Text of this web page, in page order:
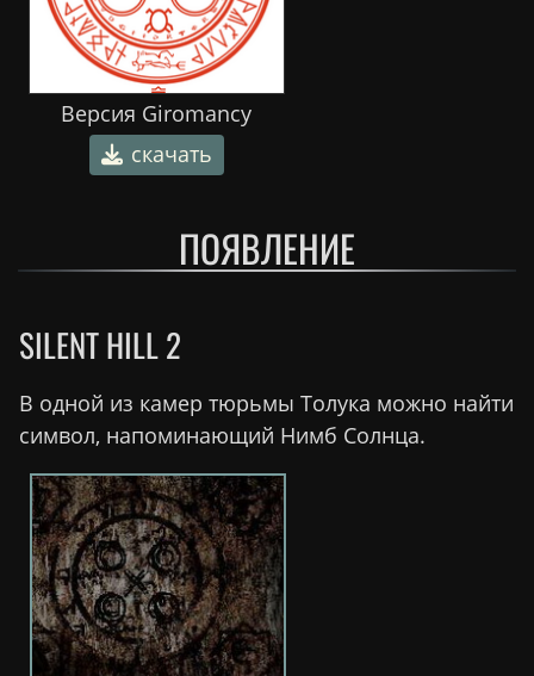
Версия Giromancy
скачать
ПОЯВЛЕНИЕ
SILENT HILL 2
В одной из камер тюрьмы Толука можно найти
символ, напоминающий Нимб Солнца.